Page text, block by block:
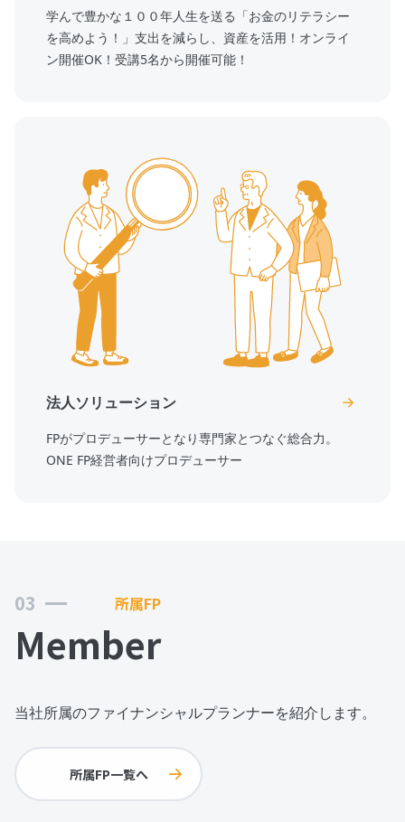
学んで豊かな１００年人生を送る「お金のリテラシー
を高めよう！」支出を減らし、資産を活用！オンライ
ン開催OK！受講5名から開催可能！
法人ソリューション
FPがプロデューサーとなり専門家とつなぐ総合力。
ONE FP経営者向けプロデューサー
03 所属FP
Member
当社所属のファイナンシャルプランナーを紹介します。
所属FP一覧へ